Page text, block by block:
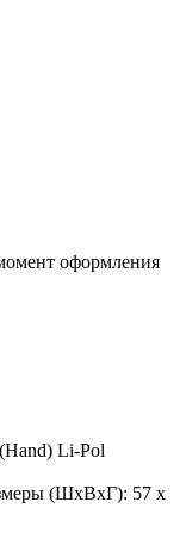
оформления
Li-Pol
(ШхВхГ): 57 х